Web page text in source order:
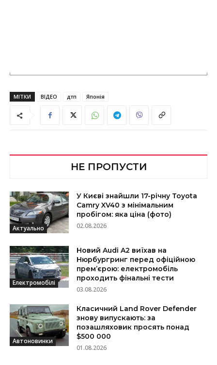
МІТКИ ВІДЕО дтп Японія
НЕ ПРОПУСТИ
Актуально
У Києві знайшли 17-річну Toyota
Camry XV40 з мінімальним
пробігом: яка ціна (фото)
02.08.2026
Електромобілі
Новий Audi A2 виїхав на
Нюрбургринг перед офіційною
прем’єрою: електромобіль
проходить фінальні тести
03.08.2026
Автоновинки
Класичний Land Rover Defender
знову випускають: за
позашляховик просять понад
$500 000
01.08.2026